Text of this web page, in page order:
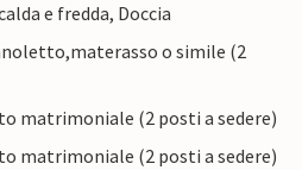
e fredda, Doccia
o simile (2
matrimoniale (2 posti a sedere)
matrimoniale (2 posti a sedere)